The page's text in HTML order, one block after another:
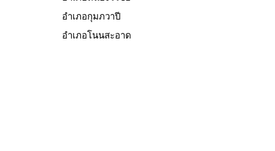
อำเภอกุมภวาปี
อำเภอโนนสะอาด